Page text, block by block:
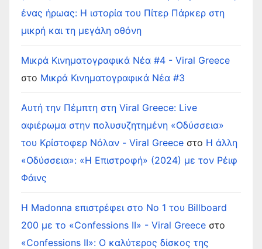
ένας ήρωας: Η ιστορία του Πίτερ Πάρκερ στη
μικρή και τη μεγάλη οθόνη
Μικρά Κινηματογραφικά Νέα #4 - Viral Greece
στο Μικρά Κινηματογραφικά Νέα #3
Αυτή την Πέμπτη στη Viral Greece: Live
αφιέρωμα στην πολυσυζητημένη «Οδύσσεια»
του Κρίστοφερ Νόλαν - Viral Greece στο Η άλλη
«Οδύσσεια»: «Η Επιστροφή» (2024) με τον Ρέιφ
Φάινς
Η Madonna επιστρέφει στο Νο 1 του Billboard
200 με το «Confessions II» - Viral Greece στο
«Confessions II»: Ο καλύτερος δίσκος της